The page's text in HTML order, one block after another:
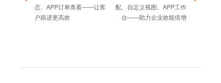
态、APP订单查看——让客
户跟进更高效
配、自定义视图、APP工作
台——助力企业效能倍增